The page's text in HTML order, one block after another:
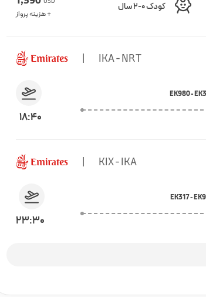
کودک 0-2 سال
+ هزینه پرواز
IKA - NRT
|
EK980 -
18:40
KIX - IKA
|
EK317 -
23:30